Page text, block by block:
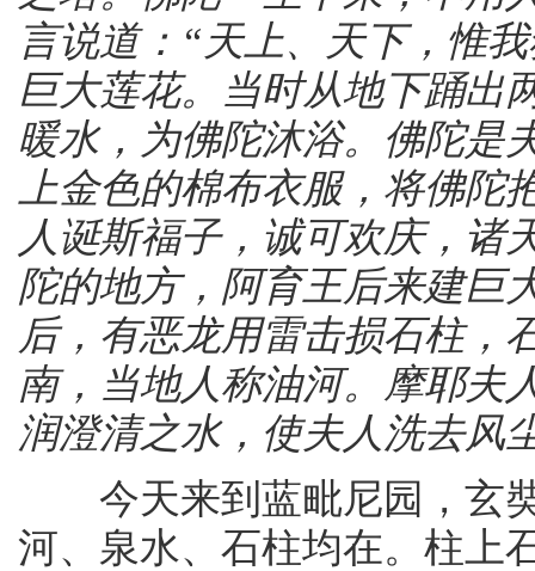
言说道：“天上、天下，惟
巨大莲花。当时从地下踊出
暖水，为佛陀沐浴。佛陀是
上金色的棉布衣服，将佛陀
人诞斯福子，诚可欢庆，诸
陀的地方，阿育王后来建巨
后，有恶龙用雷击损石柱，
南，当地人称油河。摩耶夫
润澄清之水，使夫人洗去风
今天来到蓝毗尼园，玄奘
河、泉水、石柱均在。柱上